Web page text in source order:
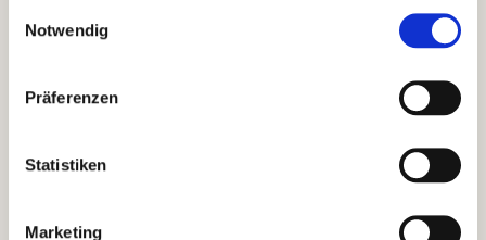
Notwendig
Präferenzen
Statistiken
Marketing
einer Mischung aus Sahne und
Mozzarellastreifen, die die Füllung der
Burrata ist. Marios Hände stecken im 70°C
heißen Wasser. Er knetet und zieht den Teig
sind.